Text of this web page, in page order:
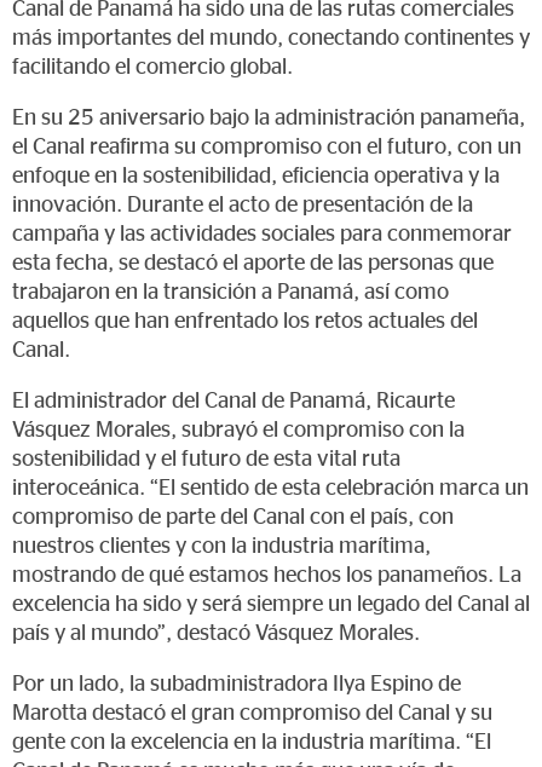
Canal de Panamá ha sido una de las rutas comerciales
más importantes del mundo, conectando continentes y
facilitando el comercio global.
En su 25 aniversario bajo la administración panameña,
el Canal reafirma su compromiso con el futuro, con un
enfoque en la sostenibilidad, eficiencia operativa y la
innovación. Durante el acto de presentación de la
campaña y las actividades sociales para conmemorar
esta fecha, se destacó el aporte de las personas que
trabajaron en la transición a Panamá, así como
aquellos que han enfrentado los retos actuales del
Canal.
El administrador del Canal de Panamá, Ricaurte
Vásquez Morales, subrayó el compromiso con la
sostenibilidad y el futuro de esta vital ruta
interoceánica. “El sentido de esta celebración marca un
compromiso de parte del Canal con el país, con
nuestros clientes y con la industria marítima,
mostrando de qué estamos hechos los panameños. La
excelencia ha sido y será siempre un legado del Canal al
país y al mundo”, destacó Vásquez Morales.
Por un lado, la subadministradora Ilya Espino de
Marotta destacó el gran compromiso del Canal y su
gente con la excelencia en la industria marítima. “El